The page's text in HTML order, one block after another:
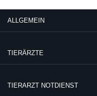
ALLGEMEIN
TIERÄRZTE
TIERARZT NOTDIENST